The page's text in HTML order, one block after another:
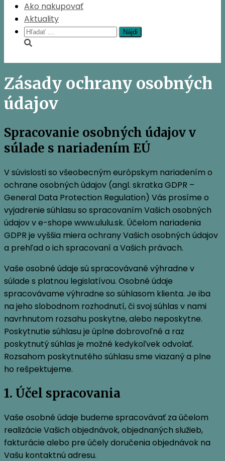
Ako nakupovať
Aktuality
Hľadať:
Zásady ochrany osobných
údajov
Spracovanie osobných údajov v
súlade s nariadením EÚ
V súvislosti so všeobecným európskym nariadením o
ochrane osobných údajov (angl. skratka GDPR –
General Data Protection Regulation) Vás prosíme o
vyjadrenie súhlasu so spracovaním Vašich osobných
údajov v e-shope www.ululu.sk. Účelom nariadenia
GDPR je vyššia miera ochrany Vašich osobných údajov
a prehľad o ich spracovaní a Vašich právach.
Vaše osobné údaje sú spracovávané výhradne v
súlade s platnou legislatívou. Osobné údaje
spracovávame výhradne so súhlasom klienta. Je iba
na jeho slobodnom rozhodnutí, či svoj súhlas v nami
navrhnutom rozsahu poskytne, alebo neposkytne.
Poskytnutie súhlasu je úplne dobrovoľné a raz
poskytnutý súhlas je možné kedykoľvek odvolať.
Rozsahom poskytnutého súhlasu sme viazaný a plne
ho rešpektujeme.
1. Účel spracovania
Vaše osobné údaje budeme spracovávať za účelom
realizácie Vašich objednávok, objednaných služieb,
fakturácie alebo pre účely doručenia objednávok na
Vašu kontaktnú adresu.